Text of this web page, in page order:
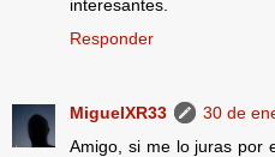
interesantes.
Responder
MiguelXR33
30 de
Amigo, si me lo juras por